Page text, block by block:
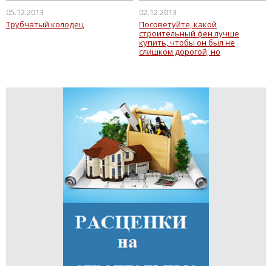
05.12.2013
Трубчатый колодец
02.12.2013
Посоветуйте, какой
строительный фен лучше
купить, чтобы он был не
слишком дорогой, но